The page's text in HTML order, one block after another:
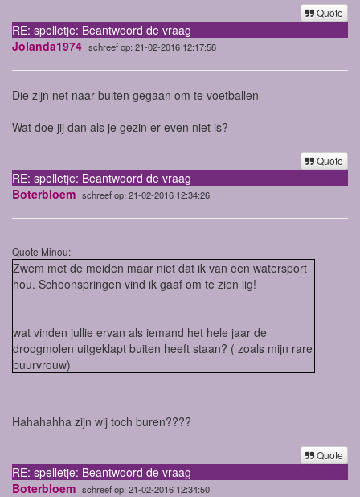
Quote
RE: spelletje: Beantwoord de vraag
Jolanda1974 schreef op: 21-02-2016 12:17:58
Die zijn net naar buiten gegaan om te voetballen
Wat doe jij dan als je gezin er even niet is?
Quote
RE: spelletje: Beantwoord de vraag
Boterbloem schreef op: 21-02-2016 12:34:26
Quote Minou:
Zwem met de meiden maar niet dat ik van een watersport
hou. Schoonspringen vind ik gaaf om te zien iig!
wat vinden jullie ervan als iemand het hele jaar de
droogmolen uitgeklapt buiten heeft staan? ( zoals mijn rare
buurvrouw)
Hahahahha zijn wij toch buren????
Quote
RE: spelletje: Beantwoord de vraag
Boterbloem schreef op: 21-02-2016 12:34:50